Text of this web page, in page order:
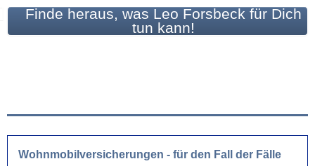
Finde heraus, was Leo Forsbeck für Dich
tun kann!
Wohnmobilversicherungen - für den Fall der Fälle